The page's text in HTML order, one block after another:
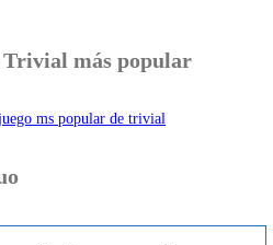
más popular